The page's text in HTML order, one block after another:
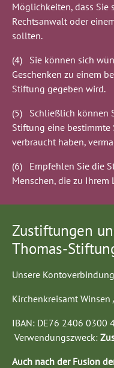
Möglichkeiten, dass Sie
Rechtsanwalt oder
sollten.
(4) Sie können sich
Geschenken zu einem
Stiftung gegeben wird.
(5) Schließlich können
Stiftung eine bestimmte
verbraucht haben,
(6) Empfehlen Sie die
Menschen, die zu Ihrem
Zustiftungen
Thomas-
Unsere
Kirchenkreisamt
IBAN: DE76 2406 0300
Verwendungszweck:
Auch nach der Fusion